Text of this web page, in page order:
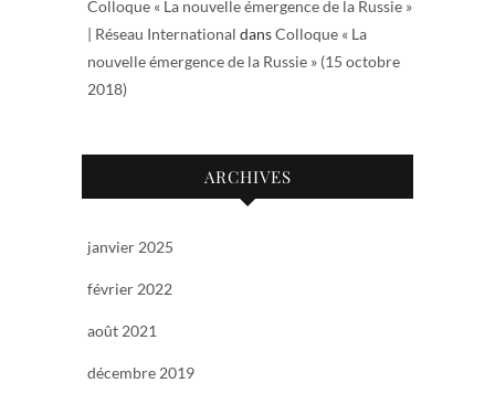
Colloque « La nouvelle émergence de la Russie »
| Réseau International dansColloque « La
nouvelle émergence de la Russie » (15 octobre
2018)
ARCHIVES
janvier 2025
février 2022
août 2021
décembre 2019